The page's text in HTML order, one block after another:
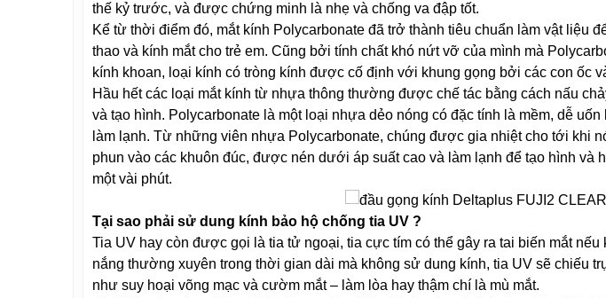
thế kỷ trước, và được chứng minh là nhẹ và chống va đập tốt.
Kể từ thời điểm đó, mắt kính Polycarbonate đã trở thành tiêu chuẩn làm vật liệu
thao và kính mắt cho trẻ em. Cũng bởi tính chất khó nứt vỡ của mình mà
kính khoan, loại kính có tròng kính được cố định với khung gọng bởi các con ốc
Hầu hết các loại mắt kính từ nhựa thông thường được chế tác bằng cách nấu
và tạo hình. Polycarbonate là một loại nhựa dẻo nóng có đặc tính là mềm, dễ
làm lạnh. Từ những viên nhựa Polycarbonate, chúng được gia nhiệt cho tới khi
phun vào các khuôn đúc, được nén dưới áp suất cao và làm lạnh để tạo hình và
một vài phút.
Tại sao phải sử dung kính bảo hộ chống tia UV ?
Tia UV hay còn được gọi là tia tử ngoại, tia cực tím có thể gây ra tai biến mắt
nắng thường xuyên trong thời gian dài mà không sử dung kính, tia UV sẽ chiếu
như suy hoại võng mạc và cườm mắt – làm lòa hay thậm chí là mù mắt.